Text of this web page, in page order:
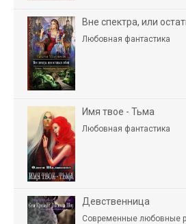
Вне спектра, или
Любовная фантастика
Имя твое - Тьма
Любовная фантастика
Девственница
Современные любовные